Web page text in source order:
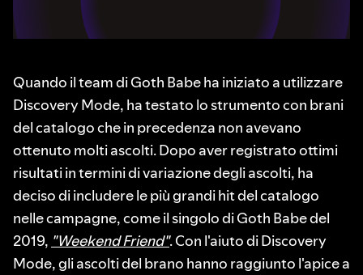
Quando il team di Goth Babe ha iniziato a utilizzare
Discovery Mode, ha testato lo strumento con brani
del catalogo che in precedenza non avevano
ottenuto molti ascolti. Dopo aver registrato ottimi
risultati in termini di variazione degli ascolti, ha
deciso di includere le più grandi hit del catalogo
nelle campagne, come il singolo di Goth Babe del
2019, "Weekend Friend". Con l'aiuto di Discovery
Mode, gli ascolti del brano hanno raggiunto l'apice a